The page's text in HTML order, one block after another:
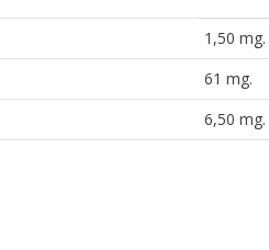
1,50 mg.
61 mg.
6,50 mg.